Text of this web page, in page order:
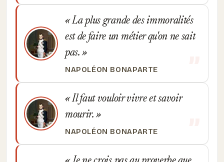
La plus grande des immoralités
est de faire un métier qu'on ne sait
pas.
NAPOLÉON BONAPARTE
Il faut vouloir vivre et savoir
mourir.
NAPOLÉON BONAPARTE